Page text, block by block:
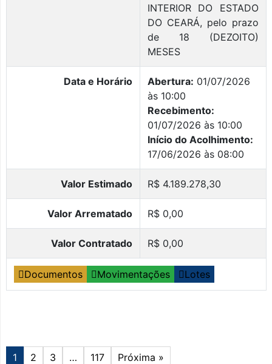
INTERIOR DO ESTADO
DO CEARÁ, pelo prazo
de 18 (DEZOITO)
MESES
Data e Horário Abertura: 01/07/2026
às 10:00
Recebimento:
01/07/2026 às 10:00
Início do Acolhimento:
17/06/2026 às 08:00
Valor Estimado R$ 4.189.278,30
Valor Arrematado R$ 0,00
Valor Contratado R$ 0,00
Documentos Movimentações Lotes
1 2 3 … 117 Próxima »